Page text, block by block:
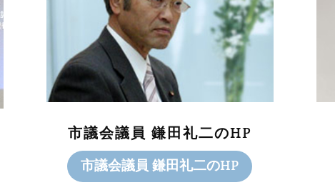
市議会議員 鎌田礼二のHP
市議会議員 鎌田礼二のHP